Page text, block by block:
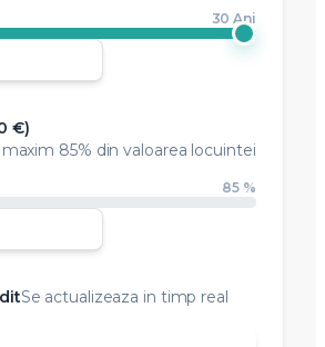
30 Ani
€)
maxim 85% din valoarea locuintei
85 %
Se actualizeaza in timp real